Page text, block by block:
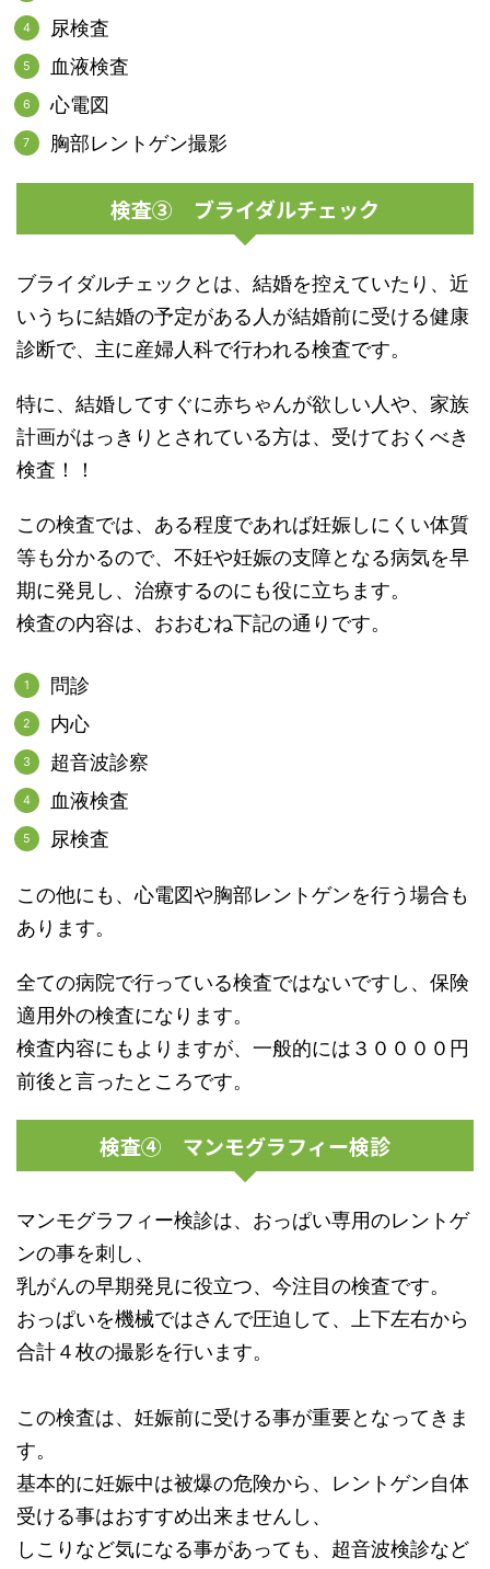
尿検査
血液検査
心電図
胸部レントゲン撮影
検査③ ブライダルチェック
ブライダルチェックとは、結婚を控えていたり、近
いうちに結婚の予定がある人が結婚前に受ける健康
診断で、主に産婦人科で行われる検査です。
特に、結婚してすぐに赤ちゃんが欲しい人や、家族
計画がはっきりとされている方は、受けておくべき
検査！！
この検査では、ある程度であれば妊娠しにくい体質
等も分かるので、不妊や妊娠の支障となる病気を早
期に発見し、治療するのにも役に立ちます。
検査の内容は、おおむね下記の通りです。
問診
内心
超音波診察
血液検査
尿検査
この他にも、心電図や胸部レントゲンを行う場合も
あります。
全ての病院で行っている検査ではないですし、保険
適用外の検査になります。
検査内容にもよりますが、一般的には３００００円
前後と言ったところです。
検査④ マンモグラフィー検診
マンモグラフィー検診は、おっぱい専用のレントゲ
ンの事を刺し、
乳がんの早期発見に役立つ、今注目の検査です。
おっぱいを機械ではさんで圧迫して、上下左右から
合計４枚の撮影を行います。
この検査は、妊娠前に受ける事が重要となってきま
す。
基本的に妊娠中は被爆の危険から、レントゲン自体
受ける事はおすすめ出来ませんし、
しこりなど気になる事があっても、超音波検診など